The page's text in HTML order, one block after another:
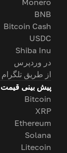
Monero
BNB
Bitcoin Cash
USDC
Shiba Inu
در وردپرس
از طریق تلگرام
پیش بینی قیمت
Bitcoin
XRP
Ethereum
Solana
Litecoin